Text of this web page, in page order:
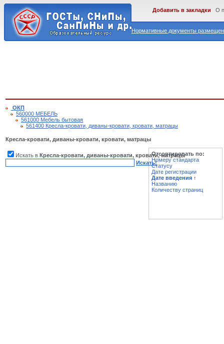
Нормативные документы
Добавить в закладки О
ОКП
560000 МЕБЕЛЬ
561000 Мебель бытовая
561400 Кресла-кровати, диваны-кровати, кровати, матрацы
Кресла-кровати, диваны-кровати, кровати, матрацы
Искать в Кресла-кровати, диваны-кровати, кровати, матрацы
Искать!
Отсортировать по:
Номеру стандарта
Статусу
Дате регистрации
Дате введения ↑
Названию
Количеству страниц